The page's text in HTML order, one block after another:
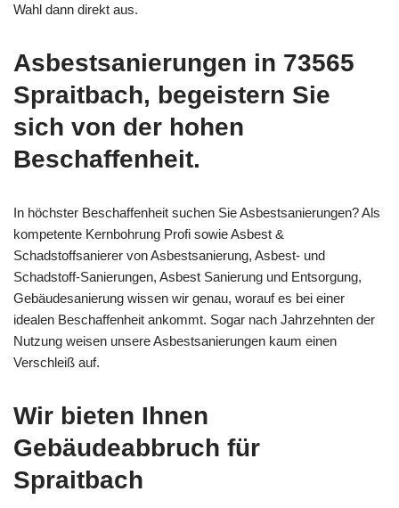
Wahl dann direkt aus.
Asbestsanierungen in 73565
Spraitbach, begeistern Sie
sich von der hohen
Beschaffenheit.
In höchster Beschaffenheit suchen Sie Asbestsanierungen? Als
kompetente Kernbohrung Profi sowie Asbest &
Schadstoffsanierer von Asbestsanierung, Asbest- und
Schadstoff-Sanierungen, Asbest Sanierung und Entsorgung,
Gebäudesanierung wissen wir genau, worauf es bei einer
idealen Beschaffenheit ankommt. Sogar nach Jahrzehnten der
Nutzung weisen unsere Asbestsanierungen kaum einen
Verschleiß auf.
Wir bieten Ihnen
Gebäudeabbruch für
Spraitbach